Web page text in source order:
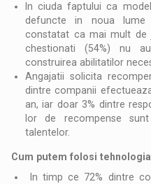
In ciuda faptului ca
defuncte in noua
constatat ca mai mult de
chestionati (54%) nu
construirea abilitatilor
Angajatii solicita
dintre companii
an, iar doar 3% dintre
lor de recompense
talentelor.
Cum putem folosi
In timp ce 72% dintre